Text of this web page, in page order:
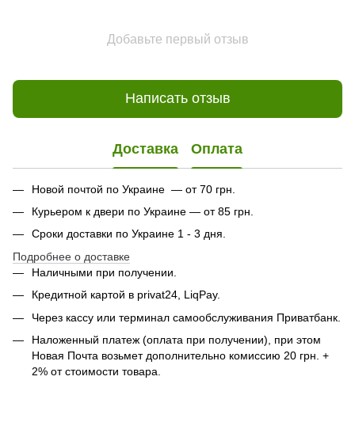
Добавьте первый отзыв
Написать отзыв
Доставка Оплата
Новой почтой по Украине — от 70 грн.
Курьером к двери по Украине — от 85 грн.
Сроки доставки по Украине 1 - 3 дня.
Подробнее о доставке
Наличными при получении.
Кредитной картой в privat24, LiqPay.
Через кассу или терминал самообслуживания Приватбанк.
Наложенный платеж (оплата при получении), при этом
Новая Почта возьмет дополнительно комиссию 20 грн. +
2% от стоимости товара.